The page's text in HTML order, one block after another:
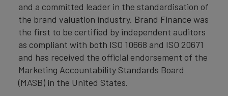
and a committed leader in the standardisation of
the brand valuation industry. Brand Finance was
the first to be certified by independent auditors
as compliant with both ISO 10668 and ISO 20671
and has received the official endorsement of the
Marketing Accountability Standards Board
(MASB) in the United States.